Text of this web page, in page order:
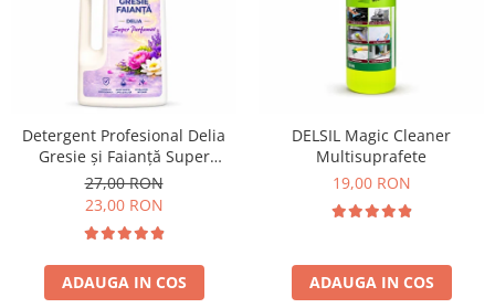
Detergent Profesional Delia
Gresie și Faianță Super
Parfumat 1L
27,00 RON
23,00 RON
ADAUGA IN COS
DELSIL Magic Cleaner
Multisuprafete
19,00 RON
ADAUGA IN COS